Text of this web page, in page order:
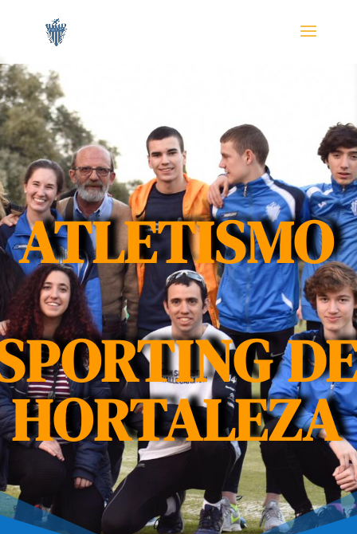
ATLETISMO
HORTALEZA